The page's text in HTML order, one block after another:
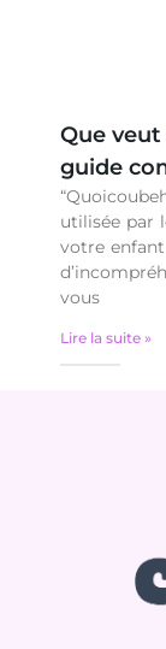
Que veut
guide
utilisée par
votre
vous
Lire la suite »